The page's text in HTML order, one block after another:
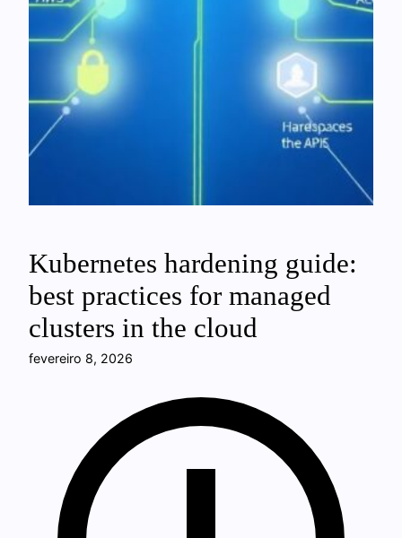
Kubernetes hardening guide:
best practices for managed
clusters in the cloud
fevereiro 8, 2026